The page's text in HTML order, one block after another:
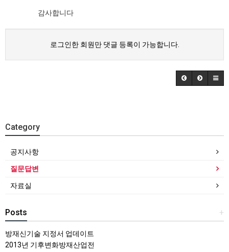
감사합니다
로그인한 회원만 댓글 등록이 가능합니다.
Category
공지사항
질문답변
자료실
+
Posts
방재신기술 지정서 업데이트
2013년 기후변화방재산업전